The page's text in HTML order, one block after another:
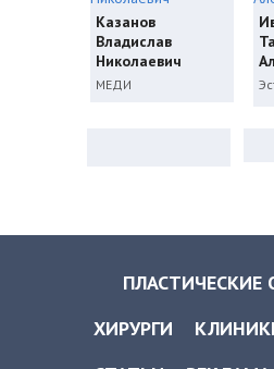
Казанов
Владислав
Николаевич
МЕДИ
ПЛАСТИЧЕСКИЕ
ХИРУРГИ